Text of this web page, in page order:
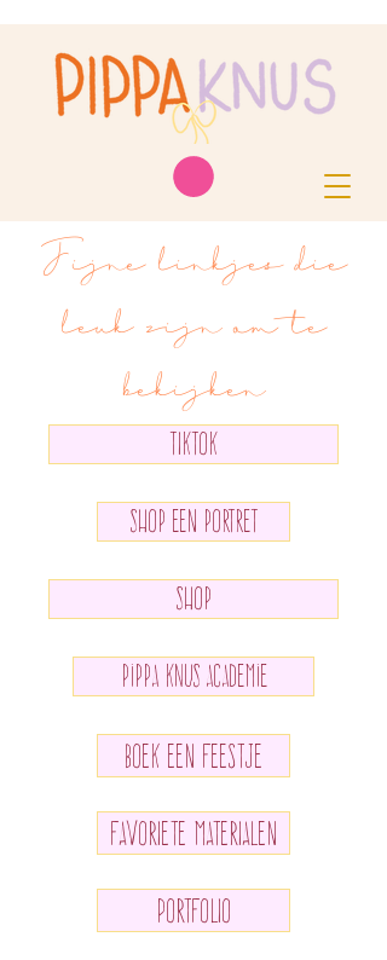
Fijne linkjes die
leuk zijn om te
bekijken
TIKTOK
SHOP EEN PORTRET
SHOP
Pippa knus academie
BOEK EEN FEESTJE
FAVORIETE MATERIALEN
PORTFOLIO